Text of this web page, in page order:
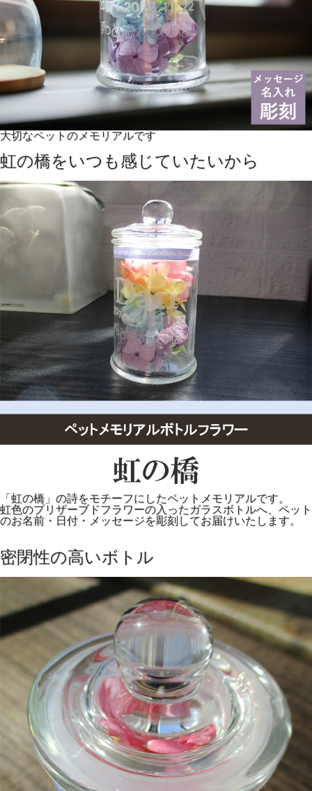
大切なペットのメモリアルです
虹の橋をいつも感じていたいから
「虹の橋」の詩をモチーフにしたペットメモリアルです。
虹色のプリザーブドフラワーの入ったガラスボトルへ、ペット
のお名前・日付・メッセージを彫刻してお届けいたします。
密閉性の高いボトル